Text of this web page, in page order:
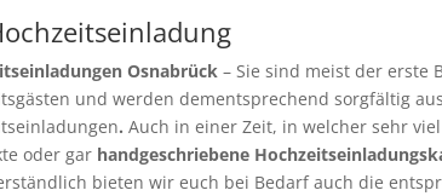
Osnabrück – Sie sind meist der erste
und werden dementsprechend sorgfältig
. Auch in einer Zeit, in welcher sehr
oder garhandgeschriebene
bieten wir euch bei Bedarf auch die